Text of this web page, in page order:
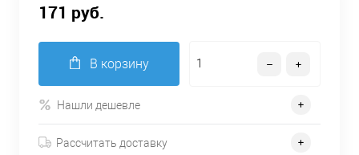
171 руб.
В корзину
Нашли дешевле
Рассчитать доставку